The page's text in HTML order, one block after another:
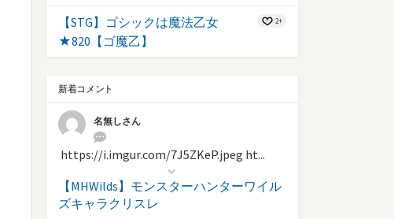
【STG】ゴシックは魔法乙女
★820【ゴ魔乙】
2+
新着コメント
名無しさん
https://i.imgur.com/7J5ZKeP.jpeg ht...
【MHWilds】モンスターハンターワイル
ズキャラクリスレ